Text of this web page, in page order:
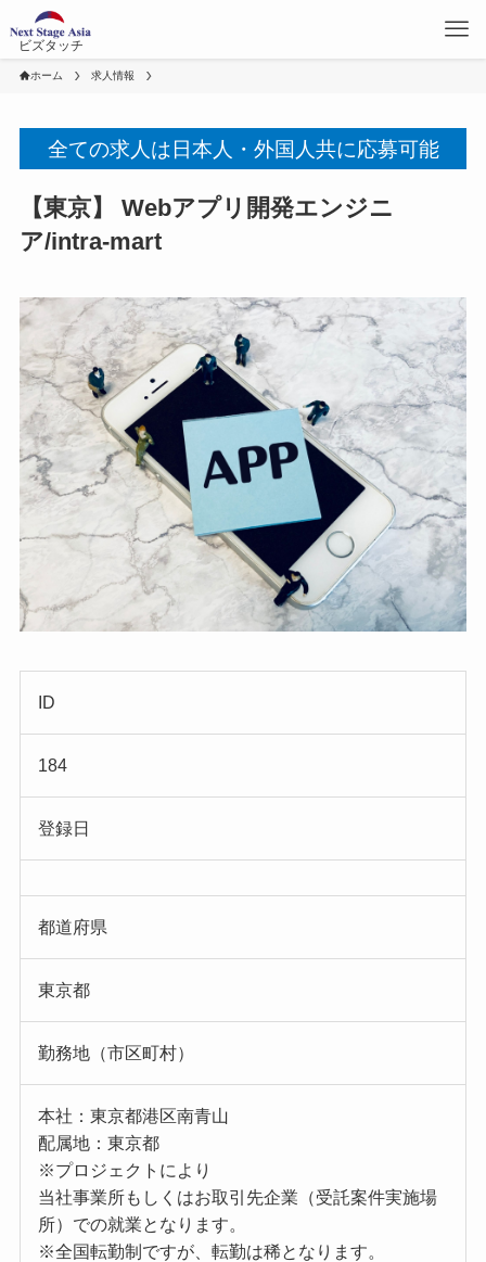
ビズタッチ
ホーム 求人情報
全ての求人は日本人・外国人共に応募可能
【東京】 Webアプリ開発エンジニ
ア/intra-mart
ID
184
登録日
都道府県
東京都
勤務地（市区町村）
本社：東京都港区南青山
配属地：東京都
※プロジェクトにより
当社事業所もしくはお取引先企業（受託案件実施場
所）での就業となります。
※全国転勤制ですが、転勤は稀となります。